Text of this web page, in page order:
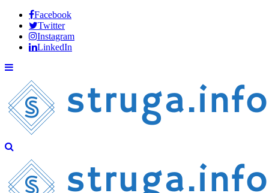
Facebook
Twitter
Instagram
LinkedIn